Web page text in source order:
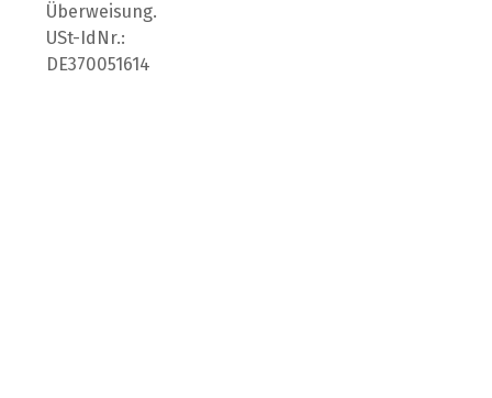
Überweisung.
USt-IdNr.:
DE370051614